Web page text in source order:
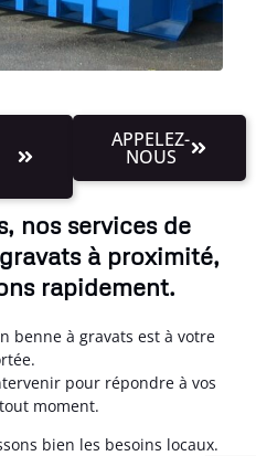
APPELEZ-
NOUS
nos services de
à proximité,
rapidement.
benne à gravats est à votre
pour répondre à vos
moment.
bien les besoins locaux.